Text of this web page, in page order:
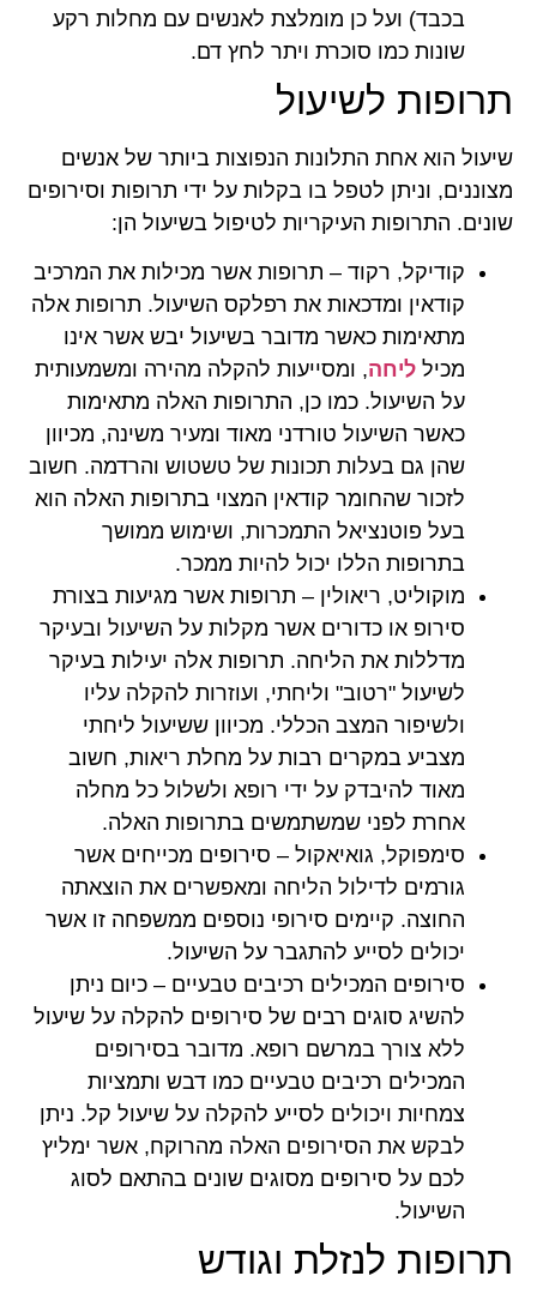
בכבד) ועל כן מומלצת לאנשים עם מחלות רקע
שונות כמו סוכרת ויתר לחץ דם.
תרופות לשיעול
שיעול הוא אחת התלונות הנפוצות ביותר של אנשים
מצוננים, וניתן לטפל בו בקלות על ידי תרופות וסירופים
שונים. התרופות העיקריות לטיפול בשיעול הן:
קודיקל, רקוד – תרופות אשר מכילות את המרכיב
קודאין ומדכאות את רפלקס השיעול. תרופות אלה
מתאימות כאשר מדובר בשיעול יבש אשר אינו
מכיל ליחה, ומסייעות להקלה מהירה ומשמעותית
על השיעול. כמו כן, התרופות האלה מתאימות
כאשר השיעול טורדני מאוד ומעיר משינה, מכיוון
שהן גם בעלות תכונות של טשטוש והרדמה. חשוב
לזכור שהחומר קודאין המצוי בתרופות האלה הוא
בעל פוטנציאל התמכרות, ושימוש ממושך
בתרופות הללו יכול להיות ממכר.
מוקוליט, ריאולין – תרופות אשר מגיעות בצורת
סירופ או כדורים אשר מקלות על השיעול ובעיקר
מדללות את הליחה. תרופות אלה יעילות בעיקר
לשיעול "רטוב" וליחתי, ועוזרות להקלה עליו
ולשיפור המצב הכללי. מכיוון ששיעול ליחתי
מצביע במקרים רבות על מחלת ריאות, חשוב
מאוד להיבדק על ידי רופא ולשלול כל מחלה
אחרת לפני שמשתמשים בתרופות האלה.
סימפוקל, גואיאקול – סירופים מכייחים אשר
גורמים לדילול הליחה ומאפשרים את הוצאתה
החוצה. קיימים סירופי נוספים ממשפחה זו אשר
יכולים לסייע להתגבר על השיעול.
סירופים המכילים רכיבים טבעיים – כיום ניתן
להשיג סוגים רבים של סירופים להקלה על שיעול
ללא צורך במרשם רופא. מדובר בסירופים
המכילים רכיבים טבעיים כמו דבש ותמציות
צמחיות ויכולים לסייע להקלה על שיעול קל. ניתן
לבקש את הסירופים האלה מהרוקח, אשר ימליץ
לכם על סירופים מסוגים שונים בהתאם לסוג
השיעול.
תרופות לנזלת וגודש